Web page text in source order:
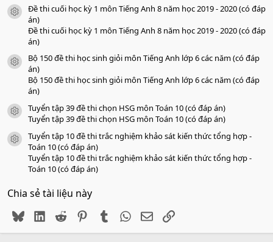
icon tài liệu
Đề thi cuối học kỳ 1 môn Tiếng Anh 8 năm học 2019 - 2020 (có đáp
án)
Đề thi cuối học kỳ 1 môn Tiếng Anh 8 năm học 2019 - 2020 (có đáp
án)
icon tài liệu
Bộ 150 đề thi học sinh giỏi môn Tiếng Anh lớp 6 các năm (có đáp
án)
Bộ 150 đề thi học sinh giỏi môn Tiếng Anh lớp 6 các năm (có đáp
án)
icon tài liệu
Tuyển tập 39 đề thi chọn HSG môn Toán 10 (có đáp án)
Tuyển tập 39 đề thi chọn HSG môn Toán 10 (có đáp án)
icon tài liệu
Tuyển tập 10 đề thi trắc nghiệm khảo sát kiến thức tổng hợp -
Toán 10 (có đáp án)
Tuyển tập 10 đề thi trắc nghiệm khảo sát kiến thức tổng hợp -
Toán 10 (có đáp án)
Chia sẻ tài liệu này
BlueskyLinkedIn
Reddit PinterestTumblr WhatsApp
EmailLink